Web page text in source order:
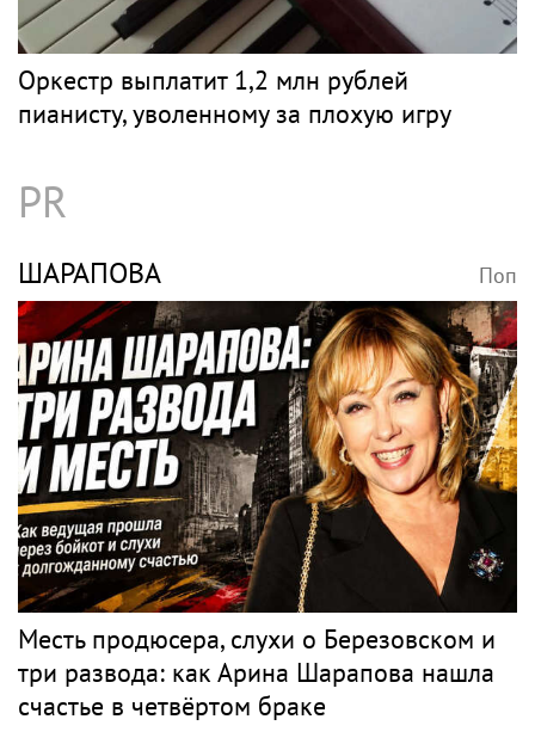
Оркестр выплатит 1,2 млн рублей
пианисту, уволенному за плохую игру
PR
ШАРАПОВА Поп
Месть продюсера, слухи о Березовском и
три развода: как Арина Шарапова нашла
счастье в четвёртом браке